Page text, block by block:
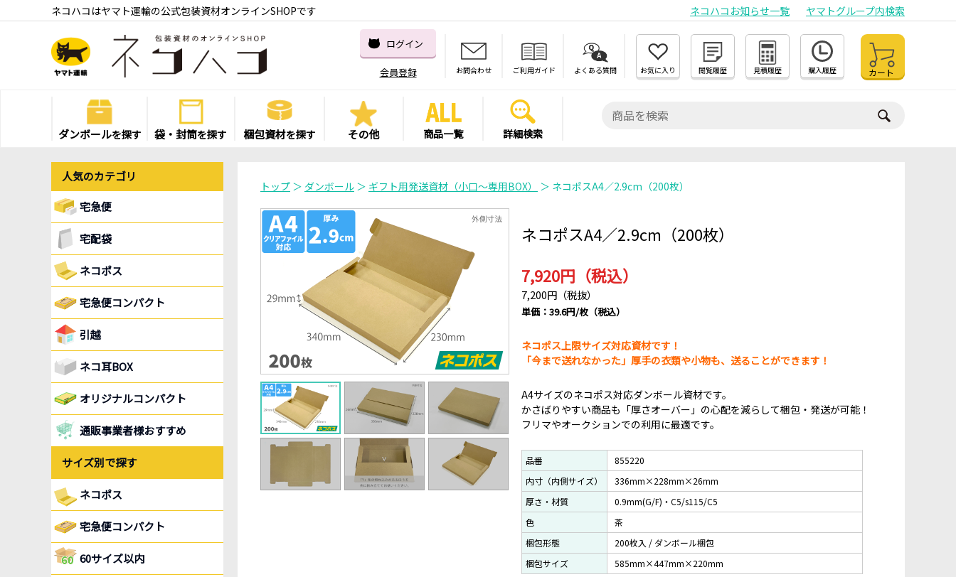
ネコハコはヤマト運輸の公式包装資材オンラインSHOPです ネコハコお知らせ一覧 ヤマトグループ内検索
ログイン
会員登録 お問合わせ ご利用ガイド よくある質問 お気に入り 閲覧履歴 見積履歴 購入履歴 カート
ダンボールを探す 袋・封筒を探す 梱包資材を探す その他 商品一覧 詳細検索
人気のカテゴリ
宅急便
宅配袋
ネコポス
宅急便コンパクト
引越
ネコ耳BOX
オリジナルコンパクト
通販事業者様おすすめ
サイズ別で探す
ネコポス
宅急便コンパクト
60サイズ以内
トップ ＞ ダンボール ＞ ギフト用発送資材（小口～専用BOX） ＞ ネコポスA4／2.9cm（200枚）
ネコポスA4／2.9cm（200枚）
7,920円（税込）
7,200円（税抜）
単価：39.6円/枚（税込）
ネコポス上限サイズ対応資材です！
「今まで送れなかった」厚手の衣類や小物も、送ることができます！
A4サイズのネコポス対応ダンボール資材です。
かさばりやすい商品も「厚さオーバー」の心配を減らして梱包・発送が可能！
フリマやオークションでの利用に最適です。
品番
855220
内寸（内側サイズ）
336mm×228mm×26mm
厚さ・材質
0.9mm(G/F)・C5/s115/C5
色
茶
梱包形態
200枚入 / ダンボール梱包
梱包サイズ
585mm×447mm×220mm